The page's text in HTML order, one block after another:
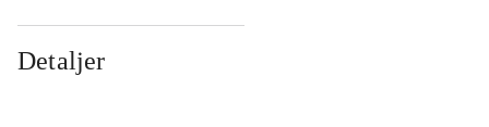
Detaljer